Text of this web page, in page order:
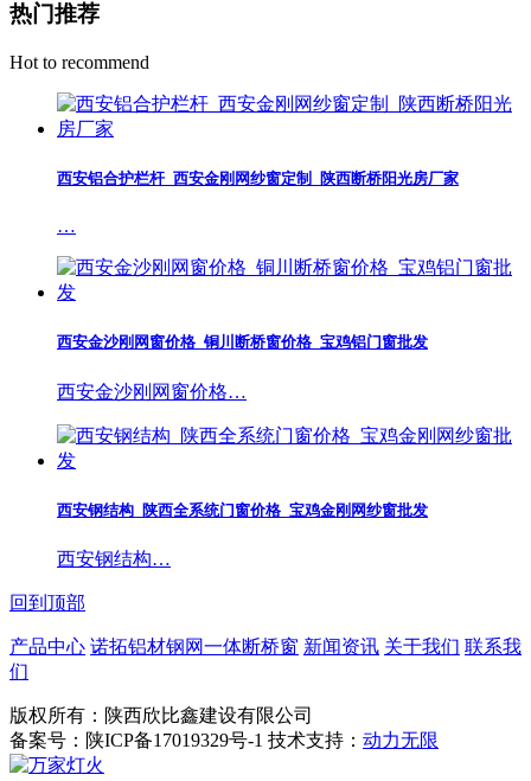
热门推荐
Hot to recommend
西安铝合护栏杆_西安金刚网纱窗定制_陕西断桥阳光房厂家
…
西安金沙刚网窗价格_铜川断桥窗价格_宝鸡铝门窗批发
西安金沙刚网窗价格…
西安钢结构_陕西全系统门窗价格_宝鸡金刚网纱窗批发
西安钢结构…
回到顶部
产品中心 诺拓铝材钢网一体断桥窗 新闻资讯 关于我们 联系我
们
版权所有：陕西欣比鑫建设有限公司
备案号：陕ICP备17019329号-1 技术支持： 动力无限